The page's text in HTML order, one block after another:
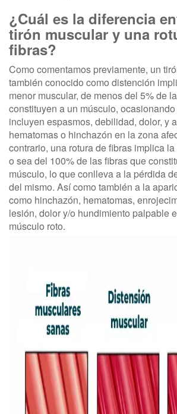
¿Cuál es la diferencia
tirón muscular y una
fibras?
Como comentamos previamente, un
también conocido como distención
menor muscular, de menos del 5% de
constituyen a un músculo,
incluyen espasmos, debilidad, dolor, y
hematomas o hinchazón en la zona
contrario, una rotura de fibras implica
o sea del 100% de las fibras que
músculo, lo que conlleva a la pérdida
del mismo. Así como también a la
como hinchazón, hematomas,
lesión, dolor y/o hundimiento palpable
músculo roto.